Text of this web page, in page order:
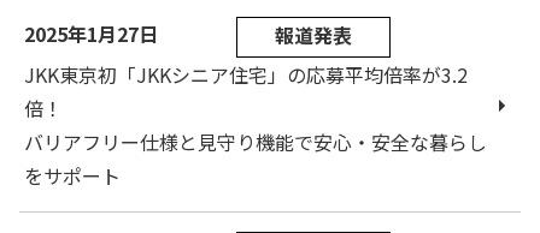
2025年1月27日
報道発表
JKK東京初「JKKシニア住宅」の応募平均倍率が3.2
倍！
バリアフリー仕様と見守り機能で安心・安全な暮らし
をサポート